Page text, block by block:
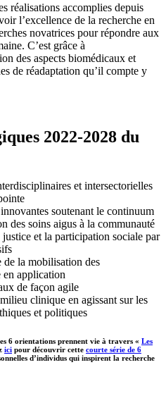
réalisations accomplies depuis
l’excellence de la recherche en
novatrices pour répondre aux
C’est grâce à
des aspects biomédicaux et
de réadaptation qu’il compte y
2022-2028 du
et intersectorielles
soutenant le continuum
des soins aigus à la communauté
et la participation sociale par
de la mobilisation des
en application
de façon agile
clinique en agissant sur les
et politiques
6 orientations prennent vie à travers « Les
ici pour découvrir cette courte série de 6
d’individus qui inspirent la recherche